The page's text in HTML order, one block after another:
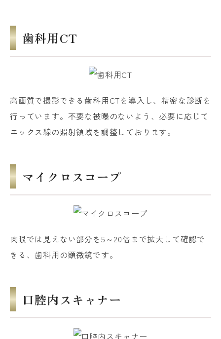
歯科用CT
高画質で撮影できる歯科用CTを導入し、精密な診断を
行っています。不要な被曝のないよう、必要に応じて
エックス線の照射領域を調整しております。
マイクロスコープ
肉眼では見えない部分を5～20倍まで拡大して確認で
きる、歯科用の顕微鏡です。
口腔内スキャナー